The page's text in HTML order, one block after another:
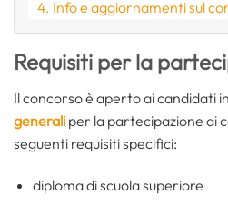
Info e aggiornamenti sul
Requisiti per la
Il concorso è aperto ai candidati
generali per la partecipazione ai
seguenti requisiti specifici:
diploma di scuola superiore